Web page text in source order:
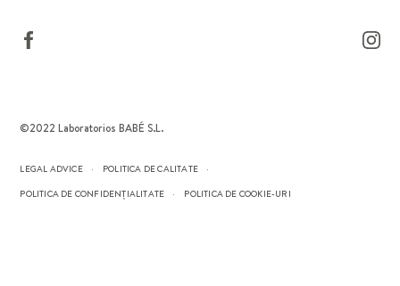
©2022 Laboratorios BABÉ S.L.
LEGAL ADVICE
POLITICA DE CALITATE
POLITICA DE CONFIDENȚIALITATE
POLITICA DE COOKIE-URI